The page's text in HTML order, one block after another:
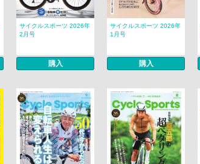
サイクルスポーツ 2026年
2月号
購入
サイクルスポーツ 2026年
1月号
購入